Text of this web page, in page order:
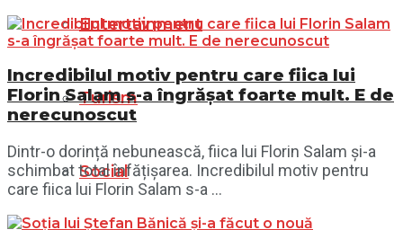
Entertainment
Turism
Social
Incredibilul motiv pentru care fiica lui
Florin Salam s-a îngrășat foarte mult. E de
nerecunoscut
Dintr-o dorință nebunească, fiica lui Florin Salam și-a
schimbat total înfățișarea. Incredibilul motiv pentru
care fiica lui Florin Salam s-a ...